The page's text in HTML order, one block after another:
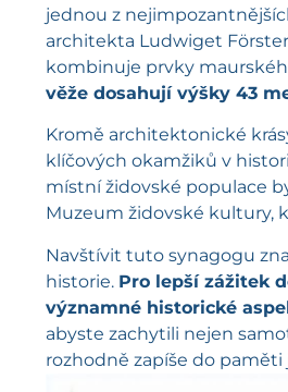
jednou z
architekta Ludwiget
kombinuje prvky
věže dosahují výšky 43
Kromě architektonické
klíčových okamžiků v
místní židovské populace
Muzeum židovské kultury,
Navštívit tuto synagogu
historie. Pro lepší zážitek
významné historické
abyste zachytili nejen
rozhodně zapíše do